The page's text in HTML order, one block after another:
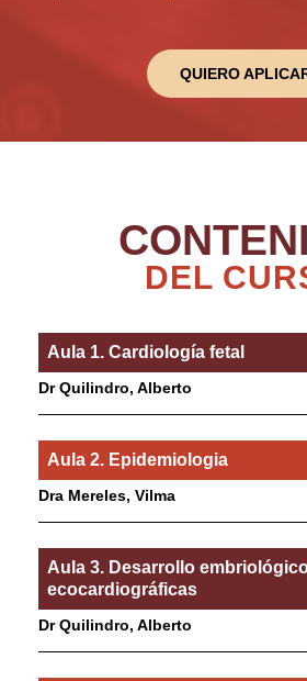
QUIERO
DEL
Aula 1. Cardiología fetal
Dr Quilindro, Alberto
Aula 2. Epidemiologia
Dra Mereles, Vilma
Aula 3. Desarrollo
ecocardiográficas
Dr Quilindro, Alberto